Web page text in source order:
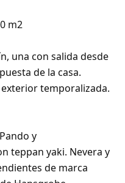
m2
, una con salida desde
de la casa.
temporalizada.
y
teppan yaki. Nevera y
de marca